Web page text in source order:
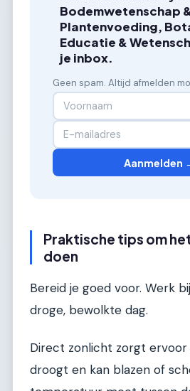
Bodemwetenschap
Plantenvoeding,
Educatie &
je inbox.
Geen spam. Altijd afmelden
Aanmelden
Praktische tips om
doen
Bereid je goed voor. Werk
droge, bewolkte dag.
Direct zonlicht zorgt
droogt en kan blazen of